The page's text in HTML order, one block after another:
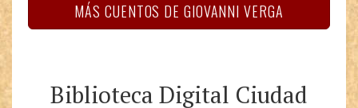
MÁS CUENTOS DE GIOVANNI VERGA
Biblioteca Digital Ciudad